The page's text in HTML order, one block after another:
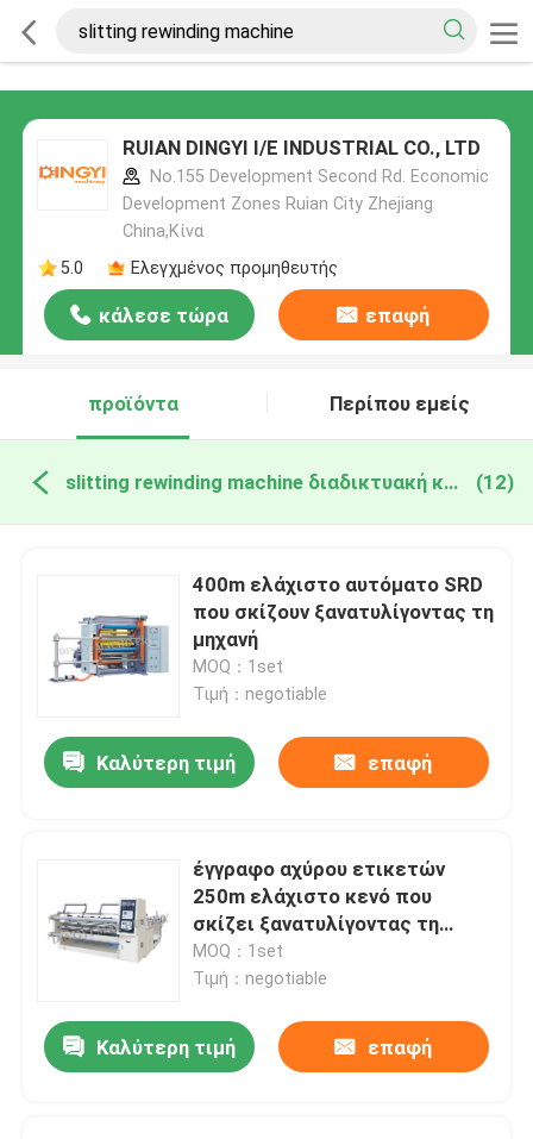
RUIAN DINGYI I/E INDUSTRIAL CO., LTD
No.155 Development Second Rd. Economic
Development Zones Ruian City Zhejiang
China,Κίνα
5.0
Ελεγχμένος προμηθευτής
κάλεσε τώρα επαφή
προϊόντα Περίπου εμείς
slitting rewinding machine διαδικτυακή κατασκευή (12)
400m ελάχιστο αυτόματο SRD
που σκίζουν ξανατυλίγοντας τη
μηχανή
MOQ：1set
Τιμή：negotiable
Καλύτερη τιμή επαφή
έγγραφο αχύρου ετικετών
250m ελάχιστο κενό που
σκίζει ξανατυλίγοντας τη
μηχανή
MOQ：1set
Τιμή：negotiable
Καλύτερη τιμή επαφή